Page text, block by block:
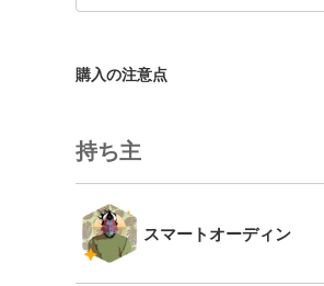
購入の注意点
持ち主
スマートオーディン